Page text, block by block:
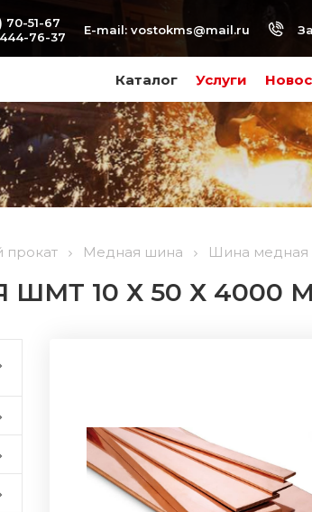
Каталог Услуги
70-51-67
76-37
E-mail: vostokms@mail.ru
Медная шина Шина медная
10 Х 50 Х 4000